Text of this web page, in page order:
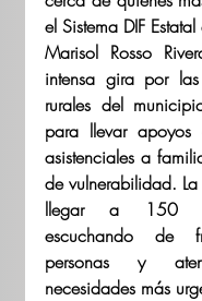
el Sistema DIF
Marisol Rosso
intensa gira por
rurales del
para llevar apoyos
asistenciales a
de vulnerabilidad.
llegar a 150
escuchando de
personas y
necesidades más